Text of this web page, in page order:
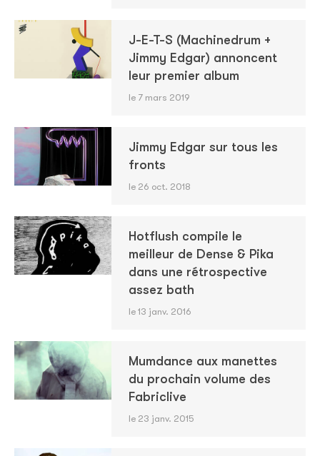
J-E-T-S (Machinedrum +
Jimmy Edgar) annoncent
leur premier album
le 7 mars 2019
Jimmy Edgar sur tous les
fronts
le 26 oct. 2018
Hotflush compile le
meilleur de Dense & Pika
dans une rétrospective
assez bath
le 13 janv. 2016
Mumdance aux manettes
du prochain volume des
Fabriclive
le 23 janv. 2015